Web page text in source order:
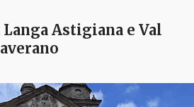
Astigiana e Val